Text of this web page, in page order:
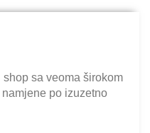
sa veoma širokom
po izuzetno